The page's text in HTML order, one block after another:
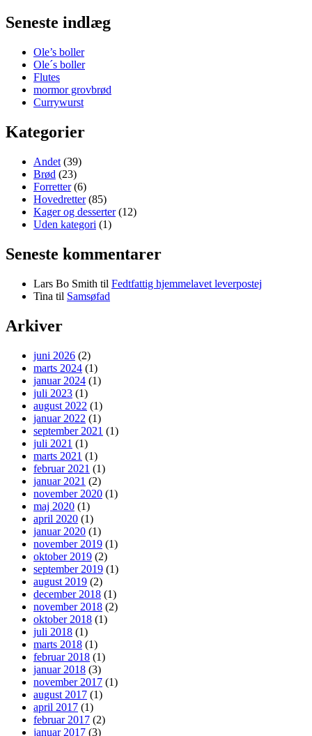
Seneste indlæg
Ole’s boller
Ole´s boller
Flutes
mormor grovbrød
Currywurst
Kategorier
Andet (39)
Brød (23)
Forretter(6)
Hovedretter(85)
Kager og desserter(12)
Uden kategori (1)
Seneste kommentarer
Lars Bo Smith til Fedtfattig hjemmelavet leverpostej
Tina til Samsøfad
Arkiver
juni 2026 (2)
marts 2024 (1)
januar 2024 (1)
juli 2023 (1)
august 2022 (1)
januar 2022 (1)
september 2021 (1)
juli 2021 (1)
marts 2021 (1)
februar 2021 (1)
januar 2021 (2)
november 2020 (1)
maj 2020 (1)
april 2020 (1)
januar 2020 (1)
november 2019 (1)
oktober 2019 (2)
september 2019 (1)
august 2019 (2)
december 2018 (1)
november 2018 (2)
oktober 2018 (1)
juli 2018 (1)
marts 2018 (1)
februar 2018 (1)
januar 2018 (3)
november 2017 (1)
august 2017 (1)
april 2017 (1)
februar 2017 (2)
januar 2017 (3)